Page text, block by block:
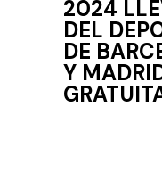
2024
DEL
DE
Y